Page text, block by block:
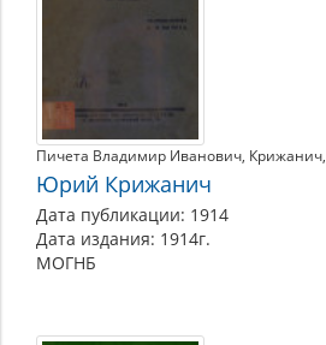
Пичета Владимир Иванович
Юрий Крижанич
Дата публикации: 1914
Дата издания: 1914г.
МОГНБ